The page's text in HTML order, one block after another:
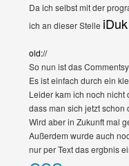
Da ich selbst mit der
ich an dieser Stelle iDuk
old://
So nun ist das
Es ist einfach durch ein
Leider kam ich noch nicht
dass man sich jetzt
Wird aber in Zukunft mal
Außerdem wurde auch
nur per Text das ergbnis